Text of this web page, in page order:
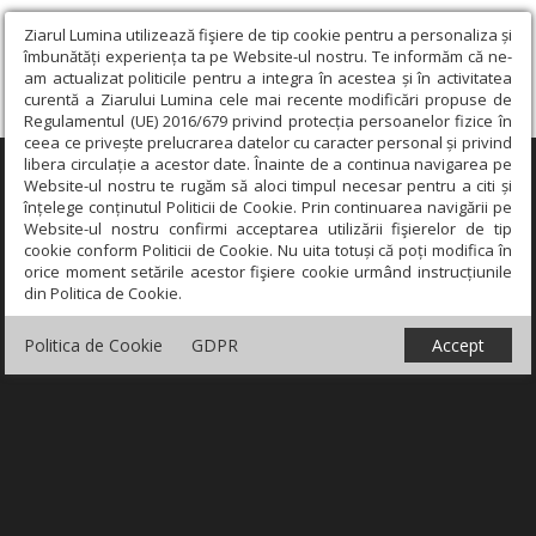
Ziarul Lumina utilizează fişiere de tip cookie pentru a personaliza și
îmbunătăți experiența ta pe Website-ul nostru. Te informăm că ne-
am actualizat politicile pentru a integra în acestea și în activitatea
curentă a Ziarului Lumina cele mai recente modificări propuse de
Regulamentul (UE) 2016/679 privind protecția persoanelor fizice în
ceea ce privește prelucrarea datelor cu caracter personal și privind
libera circulație a acestor date. Înainte de a continua navigarea pe
Website-ul nostru te rugăm să aloci timpul necesar pentru a citi și
înțelege conținutul Politicii de Cookie. Prin continuarea navigării pe
Website-ul nostru confirmi acceptarea utilizării fişierelor de tip
cookie conform Politicii de Cookie. Nu uita totuși că poți modifica în
orice moment setările acestor fişiere cookie urmând instrucțiunile
din Politica de Cookie.
Politica de Cookie GDPR Accept
×